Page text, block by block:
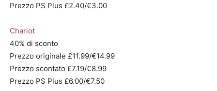
Prezzo PS Plus £2.40/€3.00
Chariot
40% di sconto
Prezzo originale £11.99/€14.99
Prezzo scontato £7.19/€8.99
Prezzo PS Plus £6.00/€7.50